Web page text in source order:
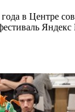
в Центре